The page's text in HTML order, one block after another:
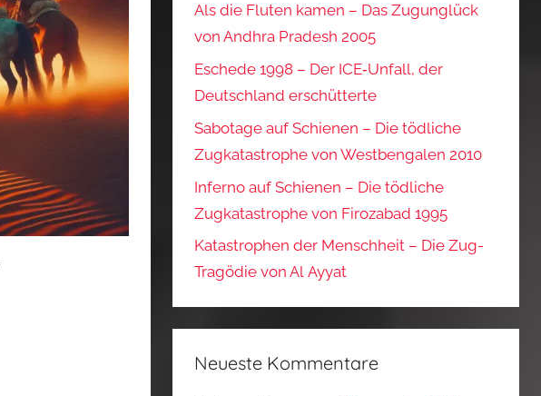
Als die Fluten kamen – Das Zugunglück
von Andhra Pradesh 2005
Eschede 1998 – Der ICE‑Unfall, der
Deutschland erschütterte
Sabotage auf Schienen – Die tödliche
Zugkatastrophe von Westbengalen 2010
Inferno auf Schienen – Die tödliche
Zugkatastrophe von Firozabad 1995
Katastrophen der Menschheit – Die Zug-
Tragödie von Al Ayyat
Neueste Kommentare